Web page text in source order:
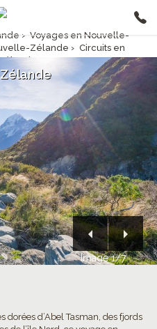
› Voyages en Nouvelle-
Zélande › Circuits en
Image 1/7
dorées d’Abel Tasman, des fjords